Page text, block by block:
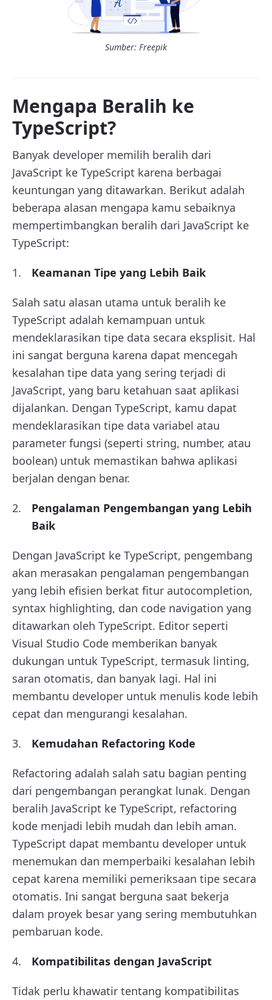
Sumber: Freepik
Mengapa Beralih ke
TypeScript?
Banyak developer memilih beralih dari
JavaScript ke TypeScript karena berbagai
keuntungan yang ditawarkan. Berikut adalah
beberapa alasan mengapa kamu sebaiknya
mempertimbangkan beralih dari JavaScript ke
TypeScript:
Keamanan Tipe yang Lebih Baik
Salah satu alasan utama untuk beralih ke
TypeScript adalah kemampuan untuk
mendeklarasikan tipe data secara eksplisit. Hal
ini sangat berguna karena dapat mencegah
kesalahan tipe data yang sering terjadi di
JavaScript, yang baru ketahuan saat aplikasi
dijalankan. Dengan TypeScript, kamu dapat
mendeklarasikan tipe data variabel atau
parameter fungsi (seperti string, number, atau
boolean) untuk memastikan bahwa aplikasi
berjalan dengan benar.
Pengalaman Pengembangan yang Lebih
Baik
Dengan JavaScript ke TypeScript, pengembang
akan merasakan pengalaman pengembangan
yang lebih efisien berkat fitur autocompletion,
syntax highlighting, dan code navigation yang
ditawarkan oleh TypeScript. Editor seperti
Visual Studio Code memberikan banyak
dukungan untuk TypeScript, termasuk linting,
saran otomatis, dan banyak lagi. Hal ini
membantu developer untuk menulis kode lebih
cepat dan mengurangi kesalahan.
Kemudahan Refactoring Kode
Refactoring adalah salah satu bagian penting
dari pengembangan perangkat lunak. Dengan
beralih JavaScript ke TypeScript, refactoring
kode menjadi lebih mudah dan lebih aman.
TypeScript dapat membantu developer untuk
menemukan dan memperbaiki kesalahan lebih
cepat karena memiliki pemeriksaan tipe secara
otomatis. Ini sangat berguna saat bekerja
dalam proyek besar yang sering membutuhkan
pembaruan kode.
Kompatibilitas dengan JavaScript
Tidak perlu khawatir tentang kompatibilitas